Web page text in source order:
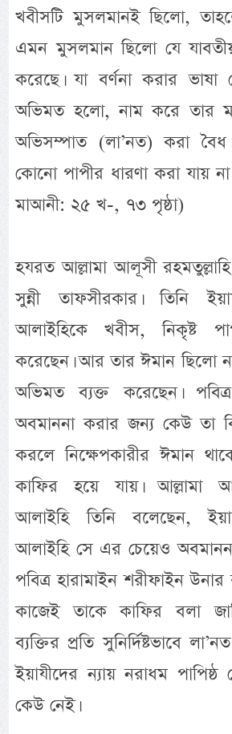
খবীসটি মুসলমানই ছিলো,
এমন মুসলমান ছিলো যে
করেছে। যা বর্ণনা করার
অভিমত হলো, নাম করে তার
অভিসম্পাত (লা’নত) করা
কোনো পাপীর ধারণা করা যায়
মাআনী: ২৫ খ-, ৭৩ পৃষ্ঠা)
হযরত আল্লামা আলূসী
সুন্নী তাফসীরকার। তিনি
আলাইহিকে খবীস, নিকৃষ্ট
করেছেন। আর তার ঈমান ছিলো
অভিমত ব্যক্ত করেছেন।
অবমাননা করার জন্য কেউ তা
করলে নিক্ষেপকারীর ঈমান
কাফির হয়ে যায়। আল্লামা
আলাইহি তিনি বলেছেন,
আলাইহি সে এর চেয়েও
পবিত্র হারামাইন শরীফাইন উনার
কাজেই তাকে কাফির বলা
ব্যক্তির প্রতি সুনির্দিষ্টভাবে
ইয়াযীদের ন্যায় নরাধম
কেউ নেই।